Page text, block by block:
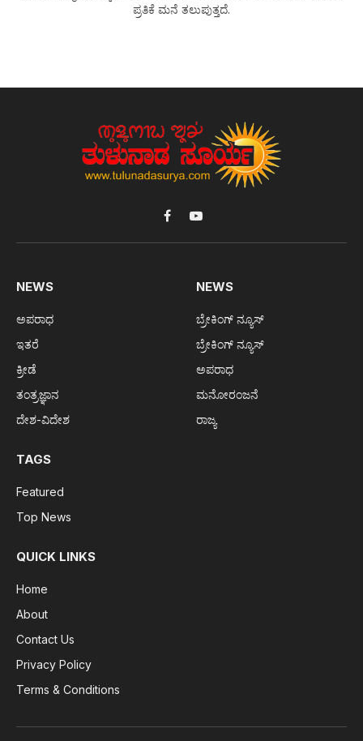
ಪ್ರತಿಕೆ ಮನೆ ತಲುಪುತ್ತದೆ.
FacebookYouTube
NEWS
ಅಪರಾಧ
ಇತರೆ
ಕ್ರೀಡೆ
ತಂತ್ರಜ್ಞಾನ
ದೇಶ-ವಿದೇಶ
NEWS
ಬ್ರೇಕಿಂಗ್ ನ್ಯೂಸ್
ಬ್ರೇಕಿಂಗ್ ನ್ಯೂಸ್
ಅಪರಾಧ
ಮನೋರಂಜನೆ
ರಾಜ್ಯ
TAGS
Featured
Top News
QUICK LINKS
Home
About
Contact Us
Privacy Policy
Terms & Conditions